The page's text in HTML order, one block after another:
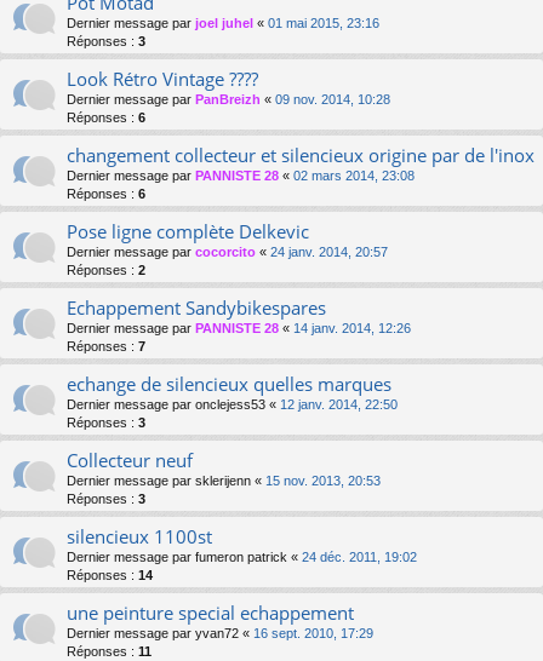
Dernier message par joel juhel « 01 mai 2015, 23:16
Réponses : 3
Look Rétro Vintage ????
Dernier message par PanBreizh « 09 nov. 2014, 10:28
Réponses : 6
changement collecteur et silencieux origine par de l'inox
Dernier message par PANNISTE 28 « 02 mars 2014, 23:08
Réponses : 6
Pose ligne complète Delkevic
Dernier message par cocorcito « 24 janv. 2014, 20:57
Réponses : 2
Echappement Sandybikespares
Dernier message par PANNISTE 28 « 14 janv. 2014, 12:26
Réponses : 7
echange de silencieux quelles marques
Dernier message par onclejess53 « 12 janv. 2014, 22:50
Réponses : 3
Collecteur neuf
Dernier message par sklerijenn « 15 nov. 2013, 20:53
Réponses : 3
silencieux 1100st
Dernier message par fumeron patrick « 24 déc. 2011, 19:02
Réponses : 14
une peinture special echappement
Dernier message par yvan72 « 16 sept. 2010, 17:29
Réponses : 11